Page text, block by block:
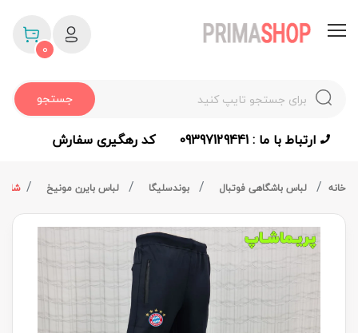
جستجو
0
ارتباط با ما : 09397129441 کد رهگیری سفارش
خانه لباس باشگاهی فوتبال بوندسلیگا لباس بایرن مونیخ